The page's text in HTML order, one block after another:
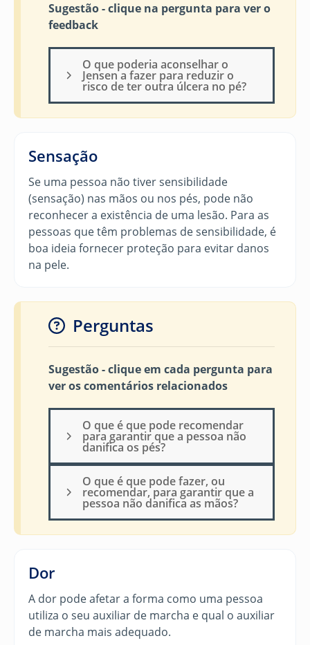
Sugestão - clique na pergunta para ver o
feedback
O que poderia aconselhar o
Jensen a fazer para reduzir o
risco de ter outra úlcera no pé?
Sensação
Se uma pessoa não tiver sensibilidade
(sensação) nas mãos ou nos pés, pode não
reconhecer a existência de uma lesão. Para as
pessoas que têm problemas de sensibilidade, é
boa ideia fornecer proteção para evitar danos
na pele.
Perguntas
Sugestão - clique em cada pergunta para
ver os comentários relacionados
O que é que pode recomendar
para garantir que a pessoa não
danifica os pés?
O que é que pode fazer, ou
recomendar, para garantir que a
pessoa não danifica as mãos?
Dor
A dor pode afetar a forma como uma pessoa
utiliza o seu auxiliar de marcha e qual o auxiliar
de marcha mais adequado.